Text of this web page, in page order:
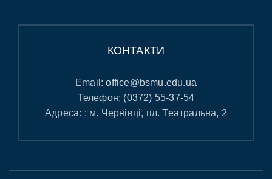
КОНТАКТИ
Email:office@bsmu.edu.ua
Телефон: (0372) 55-37-54
Адреса: : м. Чернівці, пл. Театральна, 2